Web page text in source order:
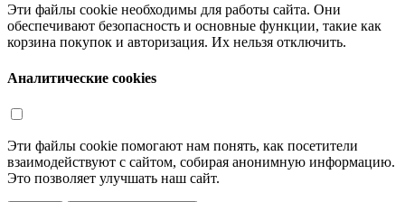
Эти файлы cookie необходимы для работы сайта. Они
обеспечивают безопасность и основные функции, такие как
корзина покупок и авторизация. Их нельзя отключить.
Аналитические cookies
Эти файлы cookie помогают нам понять, как посетители
взаимодействуют с сайтом, собирая анонимную информацию.
Это позволяет улучшать наш сайт.